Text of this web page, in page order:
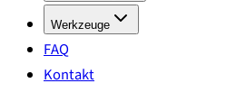
Werkzeuge
FAQ
Kontakt